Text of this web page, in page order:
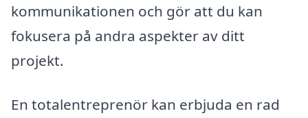
kommunikationen och gör att du kan
fokusera på andra aspekter av ditt
projekt.
En totalentreprenör kan erbjuda en rad